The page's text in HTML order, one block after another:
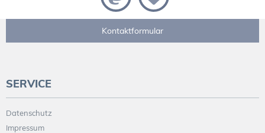
Kontaktformular
SERVICE
Datenschutz
Impressum